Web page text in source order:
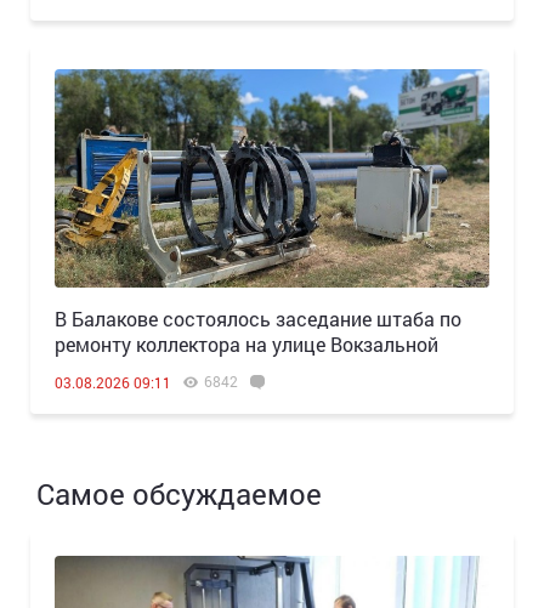
В Балакове состоялось заседание штаба по
ремонту коллектора на улице Вокзальной
03.08.2026 09:11 6842
Самое обсуждаемое